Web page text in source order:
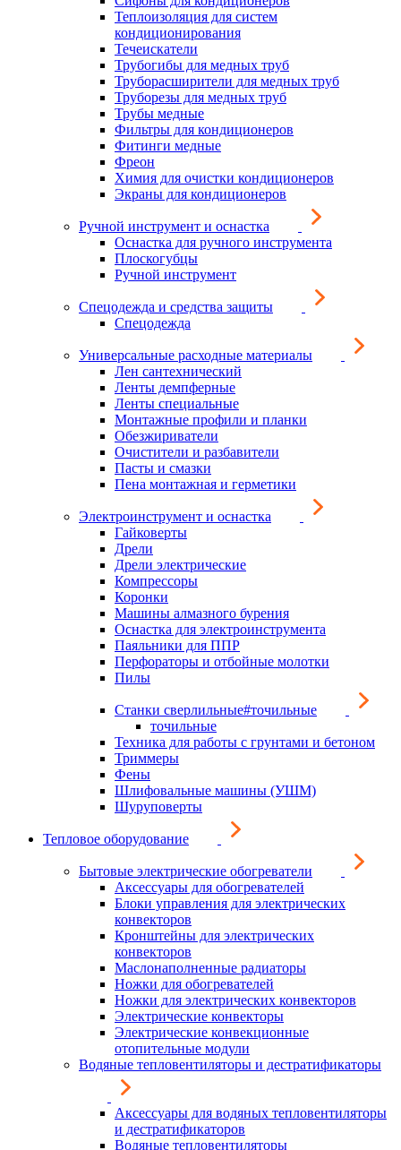
Теплоизоляция для систем
кондиционирования
Течеискатели
Трубогибы для медных труб
Труборасширители для медных труб
Труборезы для медных труб
Трубы медные
Фильтры для кондиционеров
Фитинги медные
Фреон
Химия для очистки кондиционеров
Экраны для кондиционеров
Ручной инструмент и оснастка
Оснастка для ручного инструмента
Плоскогубцы
Ручной инструмент
Спецодежда и средства защиты
Спецодежда
Универсальные расходные материалы
Лен сантехнический
Ленты демпферные
Ленты специальные
Монтажные профили и планки
Обезжириватели
Очистители и разбавители
Пасты и смазки
Пена монтажная и герметики
Электроинструмент и оснастка
Гайковерты
Дрели
Дрели электрические
Компрессоры
Коронки
Машины алмазного бурения
Оснастка для электроинструмента
Паяльники для ППР
Перфораторы и отбойные молотки
Пилы
Станки сверлильные#точильные
точильные
Техника для работы с грунтами и бетоном
Триммеры
Фены
Шлифовальные машины (УШМ)
Шуруповерты
Тепловое оборудование
Бытовые электрические обогреватели
Аксессуары для обогревателей
Блоки управления для электрических
конвекторов
Кронштейны для электрических
конвекторов
Маслонаполненные радиаторы
Ножки для обогревателей
Ножки для электрических конвекторов
Электрические конвекторы
Электрические конвекционные
отопительные модули
Водяные тепловентиляторы и дестратификаторы
Аксессуары для водяных тепловентиляторы
и дестратификаторов
Водяные тепловентиляторы